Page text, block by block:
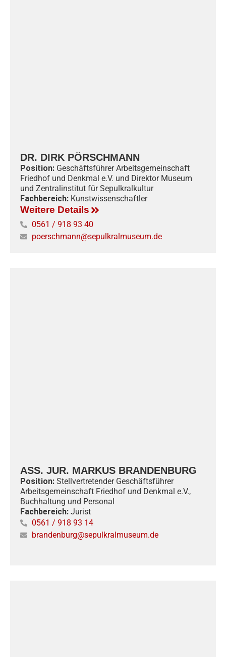
DR. DIRK PÖRSCHMANN
Position: Geschäftsführer Arbeitsgemeinschaft
Friedhof und Denkmal e.V. und Direktor Museum
und Zentralinstitut für Sepulkralkultur
Fachbereich: Kunstwissenschaftler
Weitere Details
0561 / 918 93 40
poerschmann@sepulkralmuseum.de
ASS. JUR. MARKUS BRANDENBURG
Position: Stellvertretender Geschäftsführer
Arbeitsgemeinschaft Friedhof und Denkmal e.V.,
Buchhaltung und Personal
Fachbereich: Jurist
0561 / 918 93 14
brandenburg@sepulkralmuseum.de